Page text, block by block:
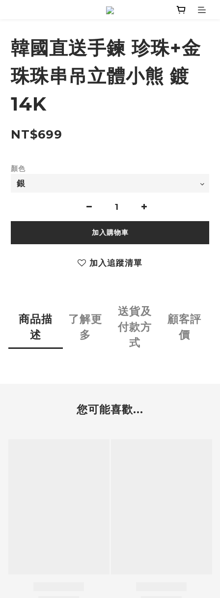
韓國直送手鍊 珍珠+金
珠珠串吊立體小熊 鍍
14K
NT$699
顏色
加入購物車
加入追蹤清單
商品描
述
了解更
多
送貨及
付款方
式
顧客評
價
您可能喜歡...